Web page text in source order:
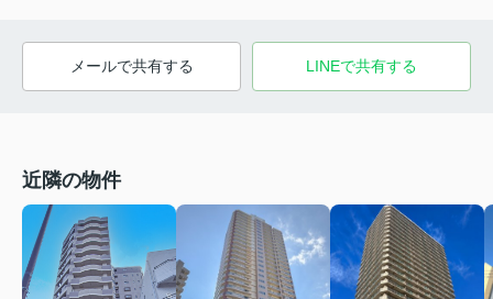
メールで共有する LINEで共有する
近隣の物件